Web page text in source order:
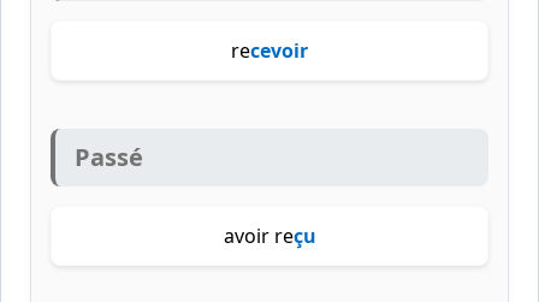
recevoir
Passé
avoir reçu